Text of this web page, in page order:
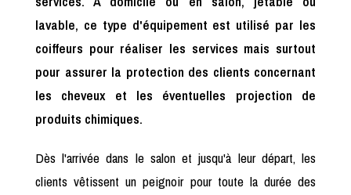
lavable, ce type d'équipement est utilisé par les
coiffeurs pour réaliser les services mais surtout
pour assurer la protection des clients concernant
les cheveux et les éventuelles projection de
produits chimiques.
Dès l'arrivée dans le salon et jusqu'à leur départ, les
clients vêtissent un peignoir pour toute la durée des